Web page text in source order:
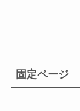
固定ページ